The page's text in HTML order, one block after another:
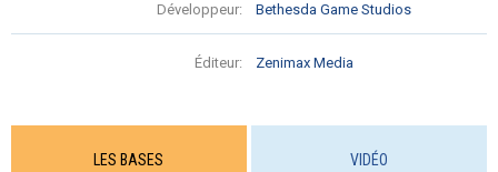
Développeur: Bethesda Game Studios
Éditeur: Zenimax Media
LES BASES VIDÉO